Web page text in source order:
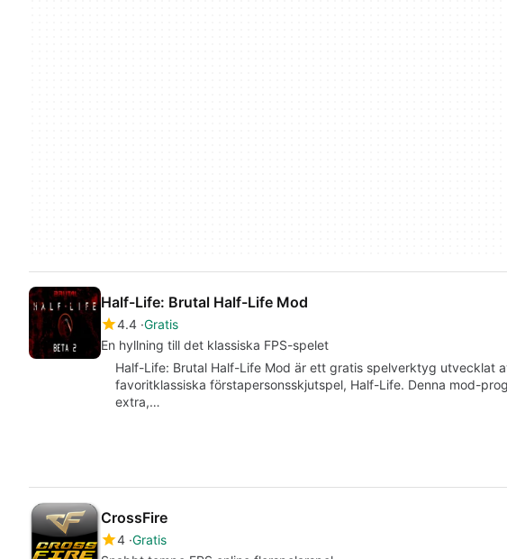
Half-Life: Brutal Half-Life Mod
4.4 Gratis
En hyllning till det klassiska FPS-spelet
Half-Life: Brutal Half-Life Mod är ett gratis spelverktyg utvecklat
favoritklassiska förstapersonsskjutspel, Half-Life. Denna mod-
extra,…
CrossFire
4 Gratis